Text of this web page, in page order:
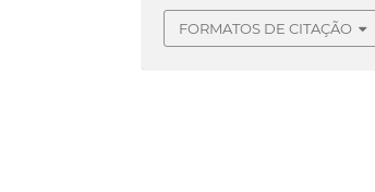
FORMATOS DE CITAÇÃO